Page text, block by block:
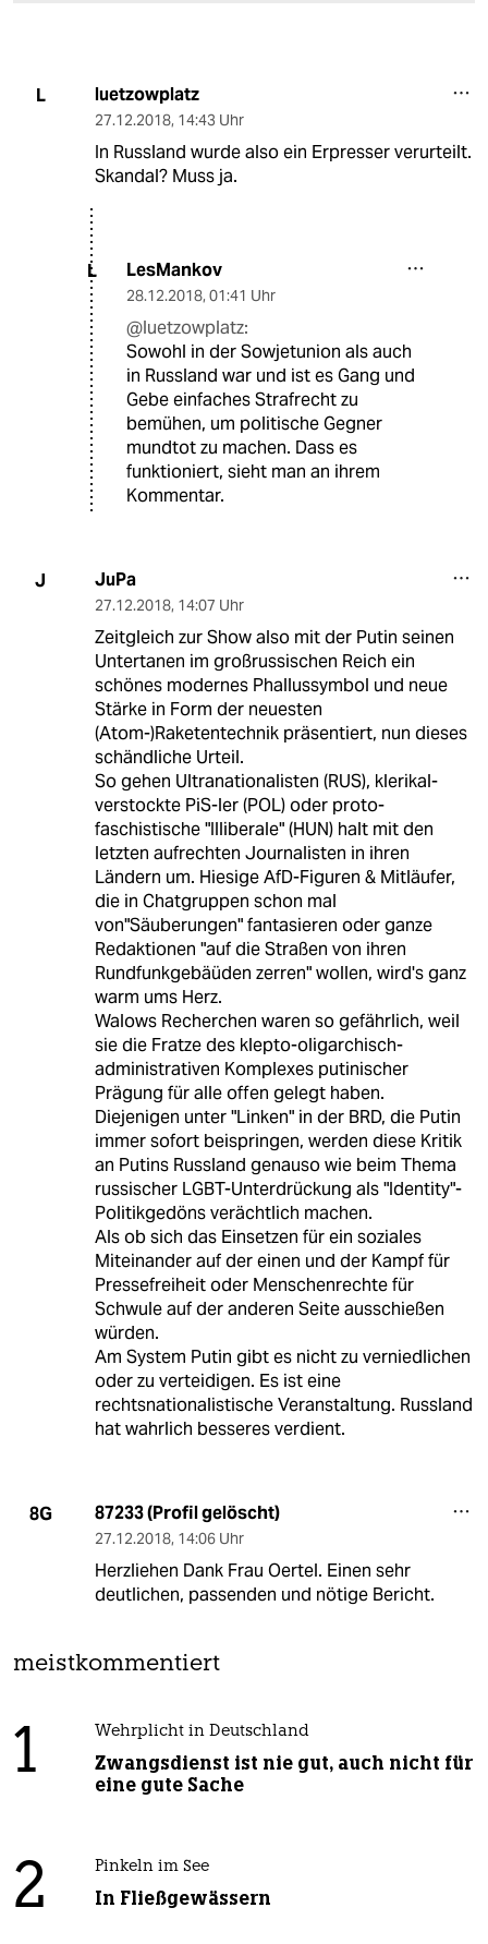
L luetzowplatz
27.12.2018, 14:43 Uhr
In Russland wurde also ein Erpresser verurteilt.
Skandal? Muss ja.
L LesMankov
28.12.2018, 01:41 Uhr
@luetzowplatz:
Sowohl in der Sowjetunion als auch
in Russland war und ist es Gang und
Gebe einfaches Strafrecht zu
bemühen, um politische Gegner
mundtot zu machen. Dass es
funktioniert, sieht man an ihrem
Kommentar.
J JuPa
27.12.2018, 14:07 Uhr
Zeitgleich zur Show also mit der Putin seinen
Untertanen im großrussischen Reich ein
schönes modernes Phallussymbol und neue
Stärke in Form der neuesten
(Atom-)Raketentechnik präsentiert, nun dieses
schändliche Urteil.
So gehen Ultranationalisten (RUS), klerikal-
verstockte PiS-ler (POL) oder proto-
faschistische "Illiberale" (HUN) halt mit den
letzten aufrechten Journalisten in ihren
Ländern um. Hiesige AfD-Figuren & Mitläufer,
die in Chatgruppen schon mal
von"Säuberungen" fantasieren oder ganze
Redaktionen "auf die Straßen von ihren
Rundfunkgebäüden zerren" wollen, wird's ganz
warm ums Herz.
Walows Recherchen waren so gefährlich, weil
sie die Fratze des klepto-oligarchisch-
administrativen Komplexes putinischer
Prägung für alle offen gelegt haben.
Diejenigen unter "Linken" in der BRD, die Putin
immer sofort beispringen, werden diese Kritik
an Putins Russland genauso wie beim Thema
russischer LGBT-Unterdrückung als "Identity"-
Politikgedöns verächtlich machen.
Als ob sich das Einsetzen für ein soziales
Miteinander auf der einen und der Kampf für
Pressefreiheit oder Menschenrechte für
Schwule auf der anderen Seite ausschießen
würden.
Am System Putin gibt es nicht zu verniedlichen
oder zu verteidigen. Es ist eine
rechtsnationalistische Veranstaltung. Russland
hat wahrlich besseres verdient.
8G 87233 (Profil gelöscht)
27.12.2018, 14:06 Uhr
Herzliehen Dank Frau Oertel. Einen sehr
deutlichen, passenden und nötige Bericht.
meistkommentiert
1 Wehrplicht in Deutschland
Zwangsdienst ist nie gut, auch nicht für
eine gute Sache
2 Pinkeln im See
In Fließgewässern